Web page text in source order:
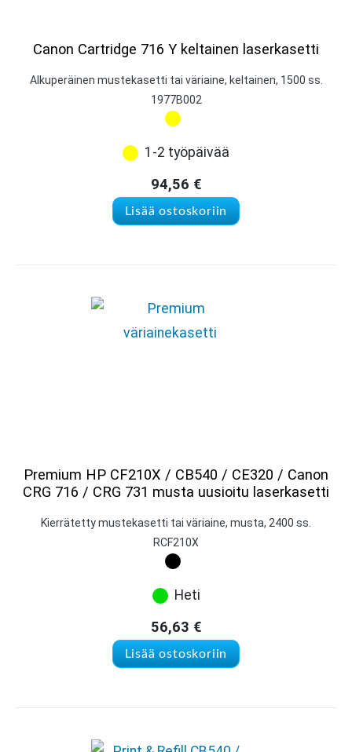
Canon Cartridge 716 Y keltainen laserkasetti
Alkuperäinen mustekasetti tai väriaine, keltainen, 1500 ss.
1977B002
1-2 työpäivää
94,56 €
Lisää ostoskoriin
Premium HP CF210X / CB540 / CE320 / Canon
CRG 716 / CRG 731 musta uusioitu laserkasetti
Kierrätetty mustekasetti tai väriaine, musta, 2400 ss.
RCF210X
Heti
56,63 €
Lisää ostoskoriin